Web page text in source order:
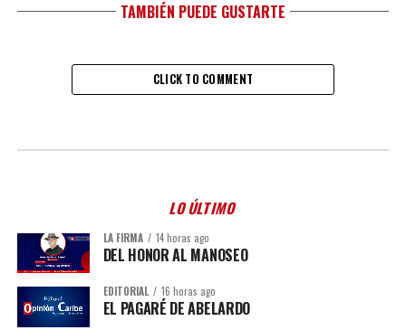
TAMBIÉN PUEDE GUSTARTE
CLICK TO COMMENT
LO ÚLTIMO
LA FIRMA 14 horas ago
DEL HONOR AL MANOSEO
EDITORIAL 16 horas ago
EL PAGARÉ DE ABELARDO